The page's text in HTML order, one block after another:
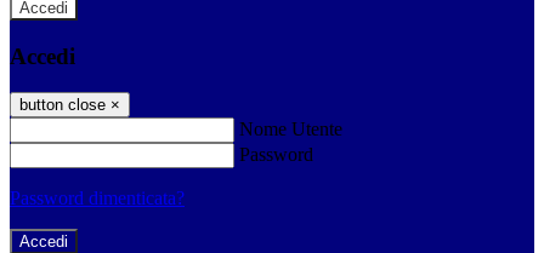
Accedi
Accedi
button close ×
Nome Utente
Password
Password dimenticata?